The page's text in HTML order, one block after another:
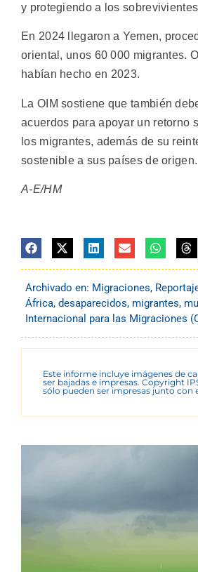
y protegiendo a los
En 2024 llegaron a Yemen,
oriental, unos 60 000 migrantes.
habían hecho en 2023.
La OIM sostiene que también
acuerdos para apoyar un retorno
los migrantes, además de su
sostenible a sus países de origen.
A-E/HM
Archivado en: Migraciones,
África, desaparecidos, migrantes,
Internacional para las Migraciones
Este informe incluye imágenes de
ser bajadas e impresas. Copyright
sólo pueden ser impresas junto con